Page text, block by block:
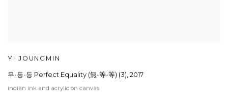
YI JOUNGMIN
무-등-등 Perfect Equality (無-等-等) (3) 2017
indian ink and acrylic on canvas